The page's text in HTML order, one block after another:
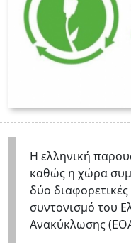
Η ελληνική
καθώς η χώρα
δύο
συντονισμό του
Ανακύκλωσης